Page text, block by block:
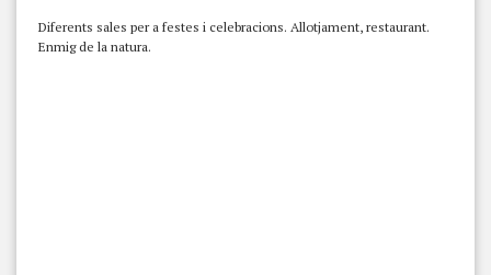
Diferents sales per a festes i celebracions. Allotjament, restaurant.
Enmig de la natura.